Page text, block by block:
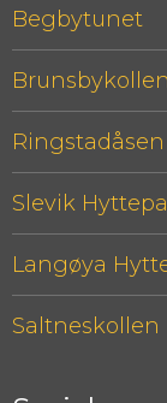
Begbytunet
Brunsbykollen
Ringstadåsen
Slevik
Langøya
Saltneskollen